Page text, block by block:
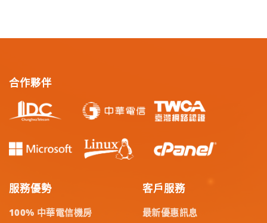
合作夥伴
服務優勢
100% 中華電信機房
客戶服務
最新優惠訊息